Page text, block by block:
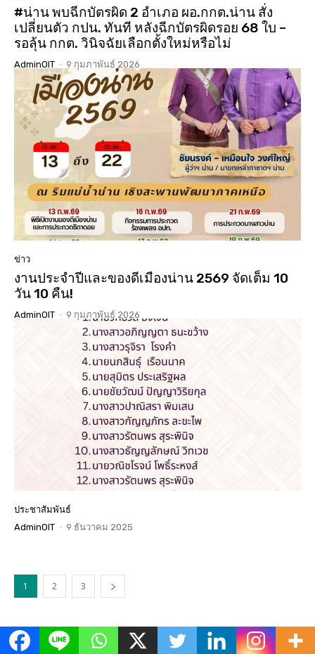
#น่าน พบฉีกบัตรผิด 2 อำเภอ ผอ.กกต.น่าน สั่ง
เปลี่ยนตัว กปน. ทันที หลังฉีกบัตรผิดรอย 68 ใบ –
รอลุ้น กกต. วินิจฉัยเลือกตั้งใหม่หรือไม่
AdminOIT - 9 กุมภาพันธ์ 2026
ข่าว
งานประจำปีและของดีเมืองน่าน 2569 จัดเต็ม 10
วัน 10 คืน!
AdminOIT - 9 กุมภาพันธ์ 2026
ประชาสัมพันธ์
AdminOIT - 9 ธันวาคม 2025
1 2 3
ข่าวเด่น All